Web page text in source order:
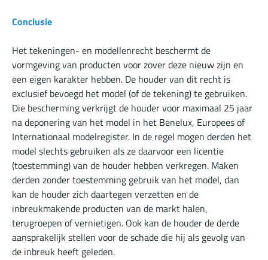
Conclusie
Het tekeningen- en modellenrecht beschermt de
vormgeving van producten voor zover deze nieuw zijn en
een eigen karakter hebben. De houder van dit recht is
exclusief bevoegd het model (of de tekening) te gebruiken.
Die bescherming verkrijgt de houder voor maximaal 25 jaar
na deponering van het model in het Benelux, Europees of
Internationaal modelregister. In de regel mogen derden het
model slechts gebruiken als ze daarvoor een licentie
(toestemming) van de houder hebben verkregen. Maken
derden zonder toestemming gebruik van het model, dan
kan de houder zich daartegen verzetten en de
inbreukmakende producten van de markt halen,
terugroepen of vernietigen. Ook kan de houder de derde
aansprakelijk stellen voor de schade die hij als gevolg van
de inbreuk heeft geleden.